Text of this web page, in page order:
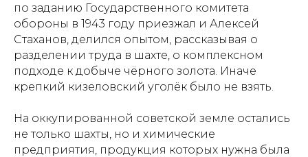
по заданию Государственного комитета
обороны в 1943 году приезжал и Алексей
Стаханов, делился опытом, рассказывая о
разделении труда в шахте, о комплексном
подходе к добыче чёрного золота. Иначе
крепкий кизеловский уголёк было не взять.
На оккупированной советской земле остались
не только шахты, но и химические
предприятия, продукция которых нужна была